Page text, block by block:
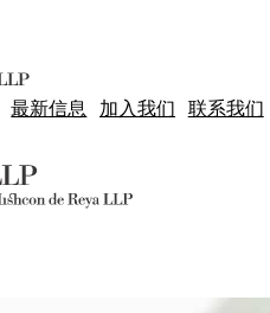
最新信息 加入我们 联系我们